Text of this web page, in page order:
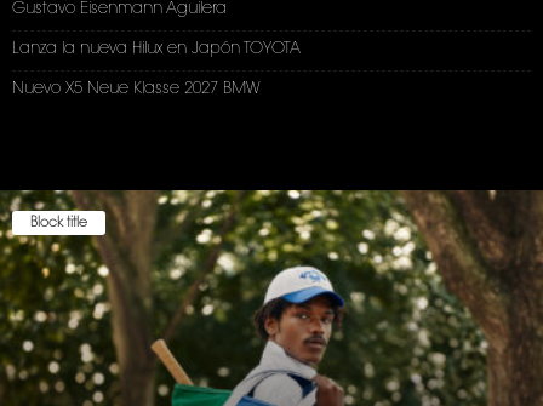
Gustavo Eisenmann Aguilera
Lanza la nueva Hilux en Japón TOYOTA
Nuevo X5 Neue Klasse 2027 BMW
Block title